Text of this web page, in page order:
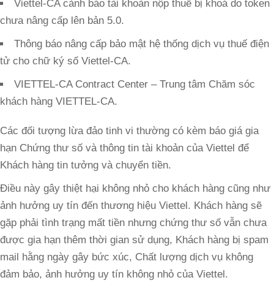
Viettel-CA cảnh báo tài khoản nộp thuế bị khoá do token
chưa nâng cấp lên bản 5.0.
Thông báo nâng cấp bảo mật hệ thống dịch vụ thuế điện
tử cho chữ ký số Viettel-CA.
VIETTEL-CA Contract Center – Trung tâm Chăm sóc
khách hàng VIETTEL-CA.
Các đối tượng lừa đảo tinh vi thường có kèm báo giá gia
hạn Chứng thư số và thông tin tài khoản của Viettel để
Khách hàng tin tưởng và chuyển tiền.
Điều này gây thiệt hại không nhỏ cho khách hàng cũng như
ảnh hưởng uy tín đến thương hiệu Viettel. Khách hàng sẽ
gặp phải tình trạng mất tiền nhưng chứng thư số vẫn chưa
được gia hạn thêm thời gian sử dụng, Khách hàng bị spam
mail hằng ngày gây bức xúc, Chất lượng dịch vụ không
đảm bảo, ảnh hưởng uy tín không nhỏ của Viettel.